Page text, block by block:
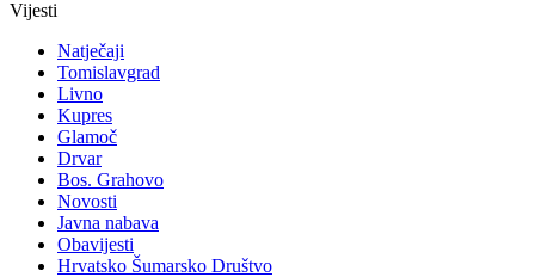
Vijesti
Natječaji
Tomislavgrad
Livno
Kupres
Glamoč
Drvar
Bos. Grahovo
Novosti
Javna nabava
Obavijesti
Hrvatsko Šumarsko Društvo